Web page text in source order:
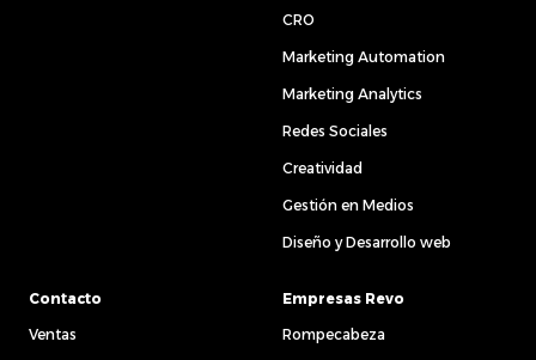
CRO
Marketing Automation
Marketing Analytics
Redes Sociales
Creatividad
Gestión en Medios
Diseño y Desarrollo web
Contacto
Ventas
Empresas Revo
Rompecabeza